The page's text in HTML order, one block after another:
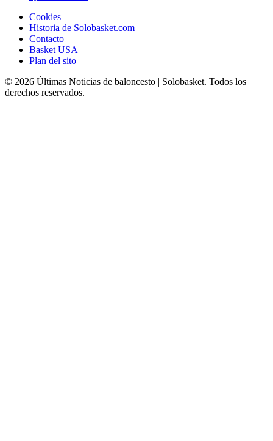
Cookies
Historia de Solobasket.com
Contacto
Basket USA
Plan del sito
© 2026 Últimas Noticias de baloncesto | Solobasket. Todos los
derechos reservados.